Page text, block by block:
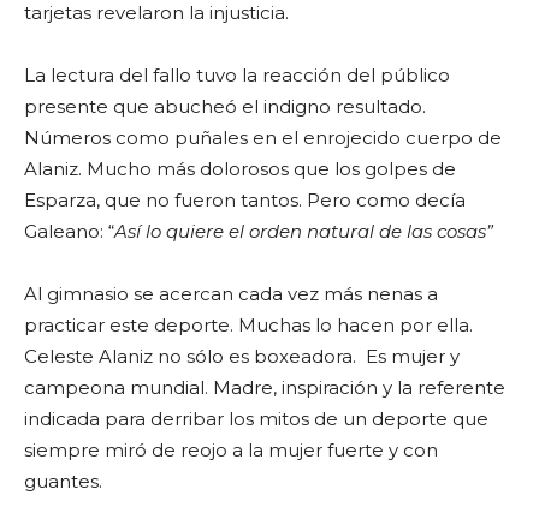
tarjetas revelaron la injusticia.
La lectura del fallo tuvo la reacción del público
presente que abucheó el indigno resultado.
Números como puñales en el enrojecido cuerpo de
Alaniz. Mucho más dolorosos que los golpes de
Esparza, que no fueron tantos. Pero como decía
Galeano: “Así lo quiere el orden natural de las cosas”
Al gimnasio se acercan cada vez más nenas a
practicar este deporte. Muchas lo hacen por ella.
Celeste Alaniz no sólo es boxeadora. Es mujer y
campeona mundial. Madre, inspiración y la referente
indicada para derribar los mitos de un deporte que
siempre miró de reojo a la mujer fuerte y con
guantes.